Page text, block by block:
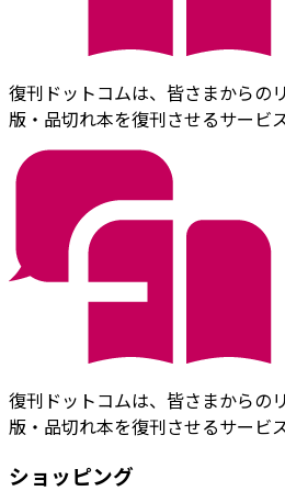
復刊ドットコムは、皆さまからの
版・品切れ本を復刊させるサービス
復刊ドットコムは、皆さまからの
版・品切れ本を復刊させるサービス
ショッピング